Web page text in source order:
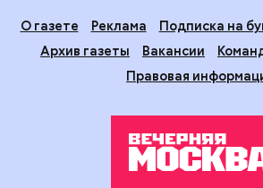
О газете Реклама
Подписка на
Архив газеты
Вакансии
Правовая